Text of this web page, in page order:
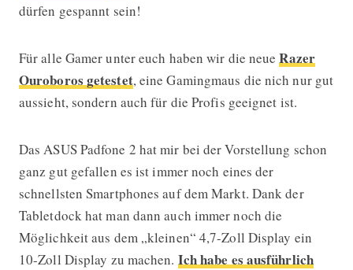
dürfen gespannt sein!
Für alle Gamer unter euch haben wir die neueRazer
Ouroboros getestet, eine Gamingmaus die nich nur gut
aussieht, sondern auch für die Profis geeignet ist.
Das ASUS Padfone 2 hat mir bei der Vorstellung schon
ganz gut gefallen es ist immer noch eines der
schnellsten Smartphones auf dem Markt. Dank der
Tabletdock hat man dann auch immer noch die
Möglichkeit aus dem „kleinen“ 4,7-Zoll Display ein
10-Zoll Display zu machen. Ich habe es ausführlich